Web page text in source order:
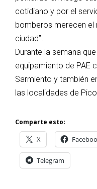
cotidiano y por el
bomberos merecen
ciudad”.
Durante la semana
equipamiento de PAE
Sarmiento y también
las localidades de
Comparte esto:
X
Telegram